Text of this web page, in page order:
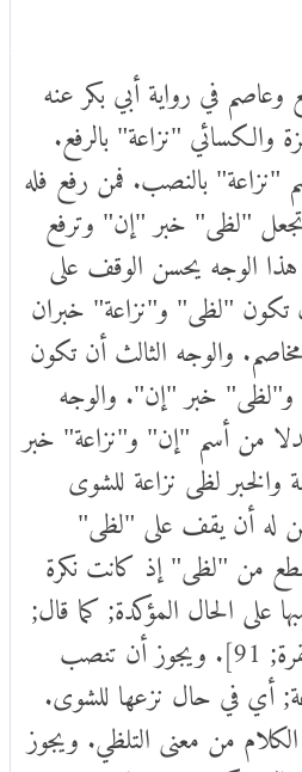
وعاصم في رواية أبي بكر عنه
والكسائي "نزاعة" بالرفع.
بالنصب. فمن رفع فله
"لظى" خبر "إن" وترفع
الوجه يحسن الوقف على
تكون "لظى" و"نزاعة" خبران
والوجه الثالث أن تكون
خبر "إن". والوجه
من أسم "إن" و"نزاعة" خبر
لظى نزاعة للشوى
أن يقف على "لظى"
من "لظى" إذ كانت نكرة
على الحال المؤكدة; كما قال;
"وهو الحق مصدقا" [البقرة; 91]. ويجوز أن تنصب
أي في حال نزعها للشوى.
من معنى التلظي. ويجوز